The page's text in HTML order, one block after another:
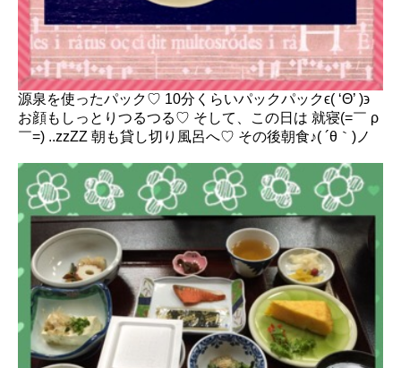
源泉を使ったパック♡ 10分くらいパックパックϵ( ‘Θ’ )϶
お顔もしっとりつるつる♡ そして、この日は 就寝(=￣ ρ
￣=) ..zzZZ 朝も貸し切り風呂へ♡ その後朝食♪( ´θ｀)ノ